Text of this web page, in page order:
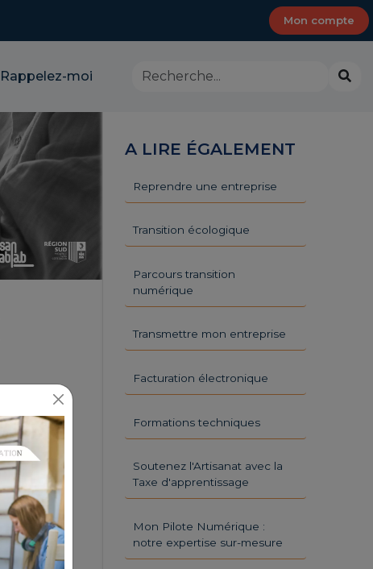
Mon compte
Rappelez-moi
Rechercher
dans
CMA
Alpes-
A LIRE ÉGALEMENT
Reprendre une entreprise
Transition écologique
Parcours transition
numérique
Transmettre mon entreprise
Facturation électronique
Formations techniques
Soutenez l'Artisanat avec la
Taxe d'apprentissage
Mon Pilote Numérique :
notre expertise sur-mesure